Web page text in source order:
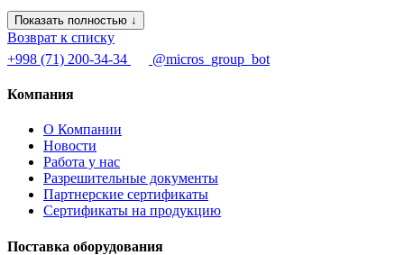
Показать полностью ↓
Возврат к списку
+998 (71) 200-34-34
@micros_group_bot
Компания
О Компании
Новости
Работа у нас
Разрешительные документы
Партнерские сертификаты
Сертификаты на продукцию
Поставка оборудования